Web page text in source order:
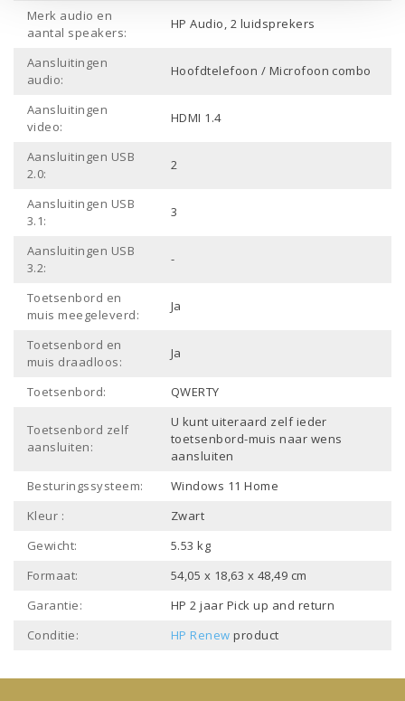
Merk audio en
aantal speakers:
HP Audio, 2 luidsprekers
Aansluitingen
audio:
Hoofdtelefoon / Microfoon combo
Aansluitingen
video:
HDMI 1.4
Aansluitingen USB
2.0:
2
Aansluitingen USB
3.1:
3
Aansluitingen USB
3.2:
-
Toetsenbord en
muis meegeleverd:
Ja
Toetsenbord en
muis draadloos:
Ja
Toetsenbord: QWERTY
Toetsenbord zelf
aansluiten:
U kunt uiteraard zelf ieder
toetsenbord-muis naar wens
aansluiten
Besturingssysteem:
Windows 11 Home
Kleur :
Zwart
Gewicht:
5.53 kg
Formaat:
54,05 x 18,63 x 48,49 cm
Garantie:
HP 2 jaar Pick up and return
Conditie:
HP Renew product